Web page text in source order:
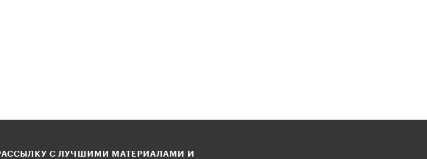
С ЛУЧШИМИ МАТЕРИАЛАМИ И